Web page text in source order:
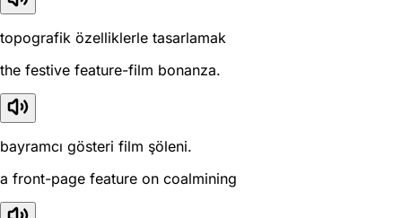
topografik özelliklerle tasarlamak
the festive feature-film bonanza.
bayramcı gösteri film şöleni.
a front-page feature on coalmining